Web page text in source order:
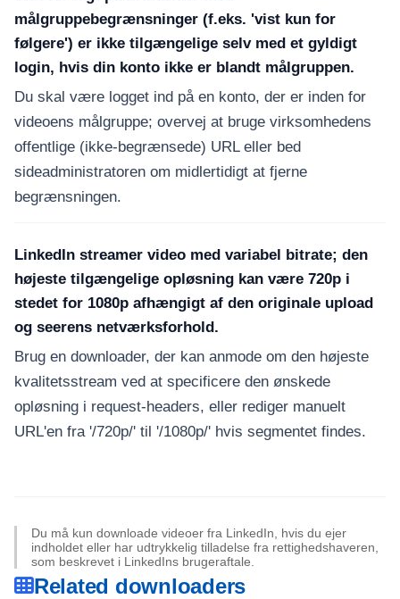
målgruppebegrænsninger (f.eks. 'vist kun for
følgere') er ikke tilgængelige selv med et gyldigt
login, hvis din konto ikke er blandt målgruppen.
Du skal være logget ind på en konto, der er inden for
videoens målgruppe; overvej at bruge virksomhedens
offentlige (ikke-begrænsede) URL eller bed
sideadministratoren om midlertidigt at fjerne
begrænsningen.
LinkedIn streamer video med variabel bitrate; den
højeste tilgængelige opløsning kan være 720p i
stedet for 1080p afhængigt af den originale upload
og seerens netværksforhold.
Brug en downloader, der kan anmode om den højeste
kvalitetsstream ved at specificere den ønskede
opløsning i request-headers, eller rediger manuelt
URL'en fra '/720p/' til '/1080p/' hvis segmentet findes.
Du må kun downloade videoer fra LinkedIn, hvis du ejer
indholdet eller har udtrykkelig tilladelse fra rettighedshaveren,
som beskrevet i LinkedIns brugeraftale.
Related downloaders